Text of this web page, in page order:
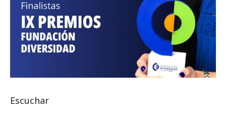
Escuchar